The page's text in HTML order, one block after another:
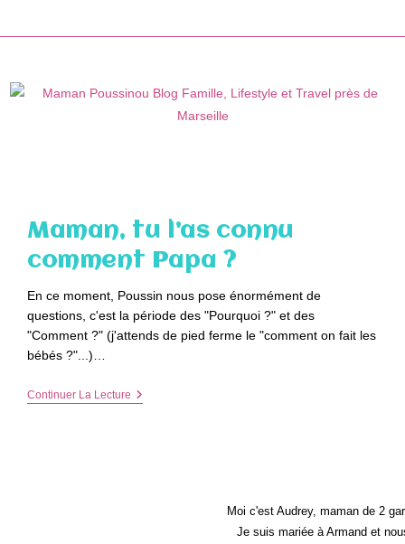
Maman, tu l’as connu
comment Papa ?
En ce moment, Poussin nous pose énormément de
questions, c'est la période des "Pourquoi ?" et des
"Comment ?" (j'attends de pied ferme le "comment on fait les
bébés ?"...)…
Continuer La LectureMaman,
Moi c'est Audrey, maman de 2
Je suis mariée à Armand et